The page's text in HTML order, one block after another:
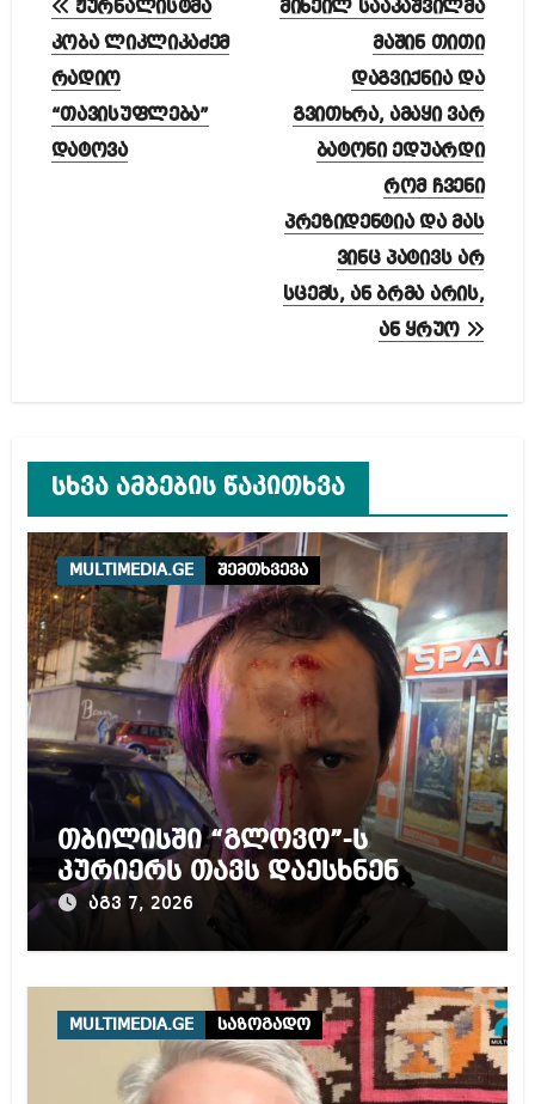
ნავიგაცია
ჟურნალისტმა
კობა ლიკლიკაძემ
რადიო
“თავისუფლება”
დატოვა
მიხეილ სააკაშვილმა
მაშინ თითი
დაგვიქნია და
გვითხრა, ამაყი ვარ
ბატონი ედუარდი
რომ ჩვენი
პრეზიდენტია და მას
ვინც პატივს არ
სცემს, ან ბრმა არის,
ან ყრუო
სხვა ამბების წაკითხვა
MULTIMEDIA.GE შემთხვევა
თბილისში “გლოვო”-ს
კურიერს თავს დაესხნენ
აგვ 7, 2026
MULTIMEDIA.GE საზოგადო